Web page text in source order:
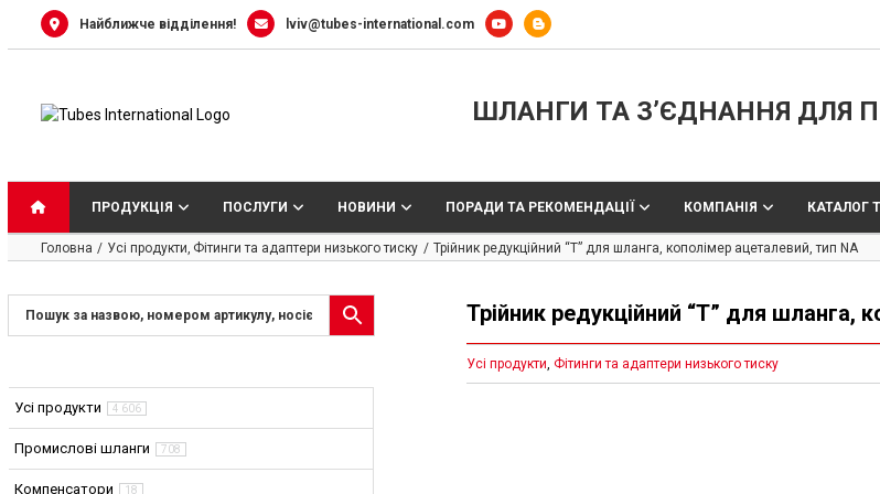
Найближче відділення! lviv@tubes-international.com
ШЛАНГИ ТА З’ЄДНАННЯ ДЛЯ
ПРОДУКЦІЯ ПОСЛУГИ НОВИНИ ПОРАДИ ТА РЕКОМЕНДАЦІЇ КОМПАНІЯ КАТАЛОГ
Головна Усі продукти Фітинги та адаптери низького тиску Трійник редукційний “Т” для шланга, кополімер ацеталевий, тип NA
Трійник редукційний “Т” для шланга,
Усі продукти, Фітинги та адаптери низького тиску
Усі продукти 4 606
Промислові шланги 708
Компенсатори 18